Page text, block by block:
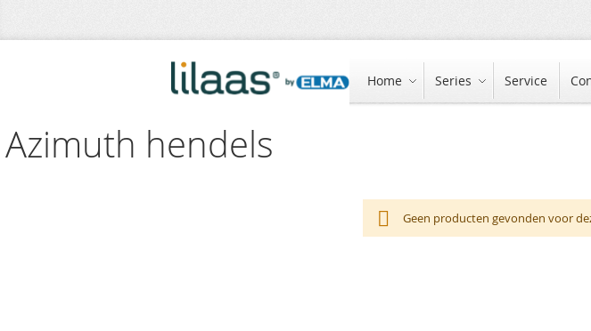
Home Series Service
Azimuth hendels
Geen producten gevonden voor